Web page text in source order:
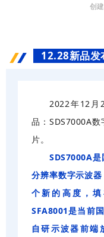
12.28新品发
2022年12月
品：SDS7000A
片。
SDS7000A
分辨率数字示波
个新的高度，
SFA8001是当前
自研示波器前端
创